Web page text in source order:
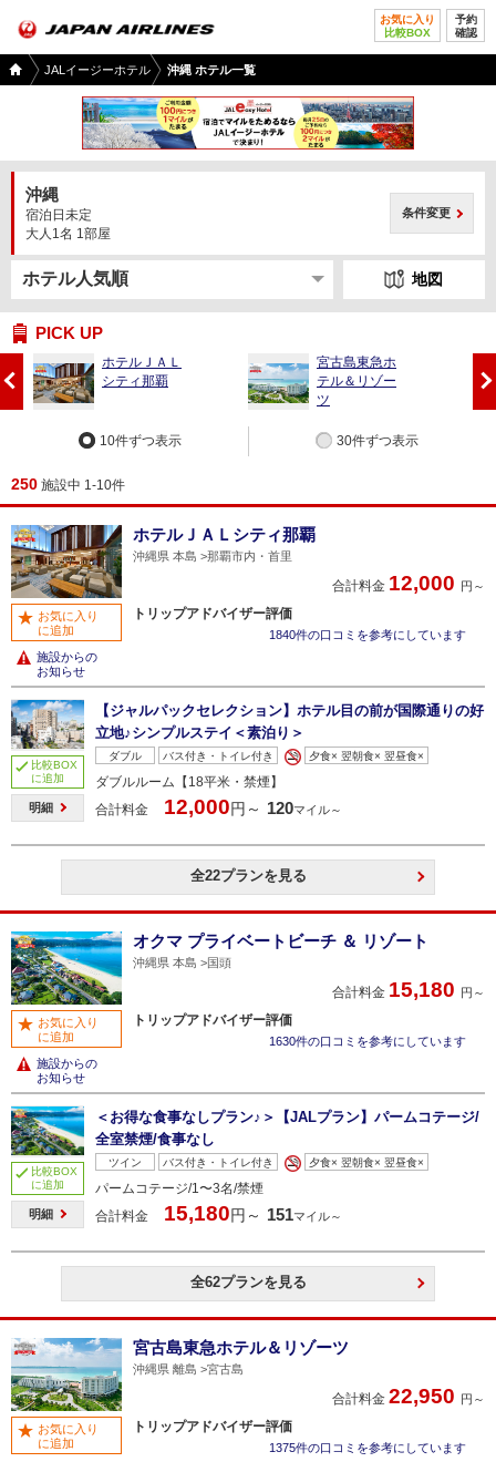
お気に入り
比較BOX
予約
確認
国内
ツア
JALイージーホテル 沖縄 ホテル一覧
沖縄
宿泊日未定
大人1名 1部屋
条件変更
地図
PICK UP
前
へ
次
へ
ホテルＪＡＬ
シティ那覇
宮古島東急ホ
テル＆リゾー
ツ
10件ずつ表示 30件ずつ表示
250 施設中 1-10件
ホテルＪＡＬシティ那覇
沖縄県 本島 那覇市内・首里
合計料金 12,000 円～
トリップアドバイザー評価
1840件の口コミを参考にしています
お気に入り
に追加
施設からの
お知らせ
比較BOX
に追加
明細
【ジャルパックセレクション】ホテル目の前が国際通りの好
立地♪シンプルステイ＜素泊り＞
ダブル バス付き・トイレ付き 夕食× 翌朝食× 翌昼食×
ダブルルーム【18平米・禁煙】
合計料金
12,000円～ 120マイル～
全22プランを見る
オクマ プライベートビーチ ＆ リゾート
沖縄県 本島 国頭
合計料金 15,180 円～
トリップアドバイザー評価
1630件の口コミを参考にしています
お気に入り
に追加
施設からの
お知らせ
比較BOX
に追加
明細
＜お得な食事なしプラン♪＞【JALプラン】パームコテージ/
全室禁煙/食事なし
ツイン バス付き・トイレ付き 夕食× 翌朝食× 翌昼食×
パームコテージ/1〜3名/禁煙
合計料金
15,180円～ 151マイル～
全62プランを見る
宮古島東急ホテル＆リゾーツ
沖縄県 離島 宮古島
合計料金 22,950 円～
トリップアドバイザー評価
1375件の口コミを参考にしています
お気に入り
に追加